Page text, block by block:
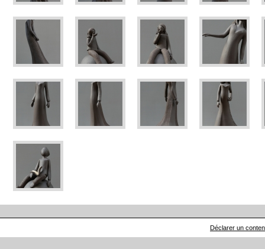
Déclarer un